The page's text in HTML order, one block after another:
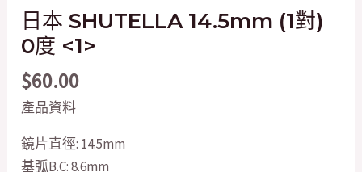
日本 SHUTELLA 14.5mm (1對)
0度 <1>
$60.00
產品資料
鏡片直徑: 14.5mm
基弧B.C: 8.6mm